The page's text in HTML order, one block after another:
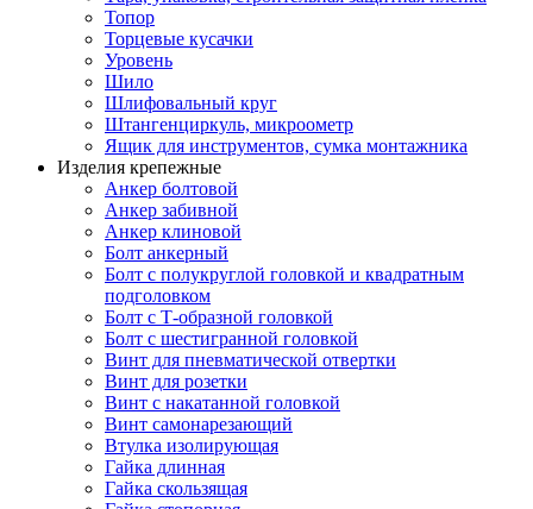
Топор
Торцевые кусачки
Уровень
Шило
Шлифовальный круг
Штангенциркуль, микроометр
Ящик для инструментов, сумка монтажника
Изделия крепежные
Анкер болтовой
Анкер забивной
Анкер клиновой
Болт анкерный
Болт с полукруглой головкой и квадратным
подголовком
Болт с Т-образной головкой
Болт с шестигранной головкой
Винт для пневматической отвертки
Винт для розетки
Винт с накатанной головкой
Винт самонарезающий
Втулка изолирующая
Гайка длинная
Гайка скользящая